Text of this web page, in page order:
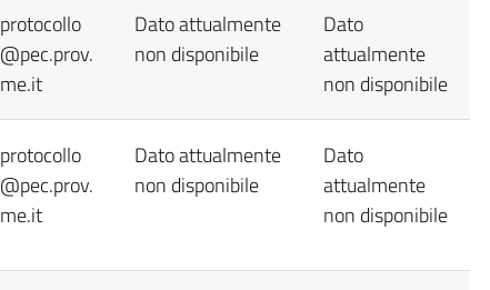
protocollo
@pec.prov.
me.it
Dato attualmente
non disponibile
Dato
attualmente
non disponibile
protocollo
@pec.prov.
me.it
Dato attualmente
non disponibile
Dato
attualmente
non disponibile